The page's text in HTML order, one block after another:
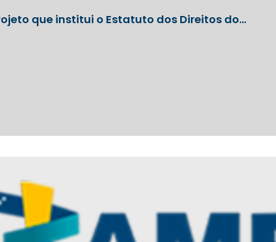
que institui o Estatuto dos Direitos do…